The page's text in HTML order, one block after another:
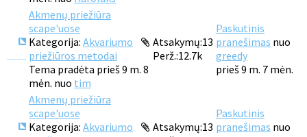
Akmenų priežiūra
scape'uose
Kategorija: Akvariumo
priežiūros metodai
Tema pradėta prieš 9 m. 8
mėn. nuo tim
Atsakymų:13
Perž.:12.7k
Paskutinis
pranešimas nuo
greedy
prieš 9 m. 7 mėn.
Akmenų priežiūra
scape'uose
Kategorija: Akvariumo
Atsakymų:13
Paskutinis
pranešimas nuo